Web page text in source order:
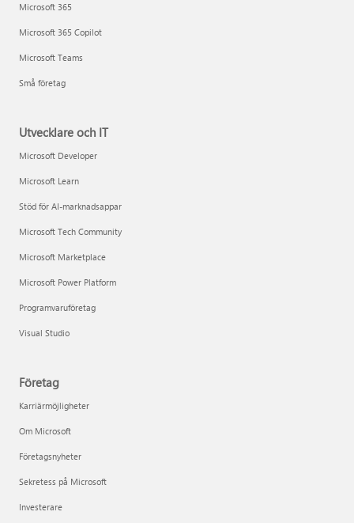
Microsoft 365
Microsoft 365 Copilot
Microsoft Teams
Små företag
Utvecklare och IT
Microsoft Developer
Microsoft Learn
Stöd för AI-marknadsappar
Microsoft Tech Community
Microsoft Marketplace
Microsoft Power Platform
Programvaruföretag
Visual Studio
Företag
Karriärmöjligheter
Om Microsoft
Företagsnyheter
Sekretess på Microsoft
Investerare